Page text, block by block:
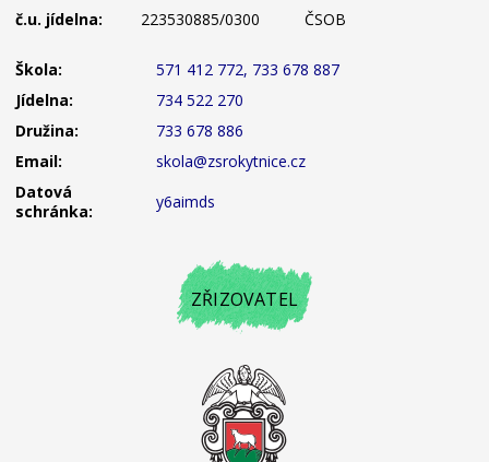
č.u. jídelna:
223530885/0300 ČSOB
Škola:
571 412 772, 733 678 887
Jídelna:
734 522 270
Družina:
733 678 886
Email:
skola@zsrokytnice.cz
Datová
schránka:
y6aimds
ZŘIZOVATEL